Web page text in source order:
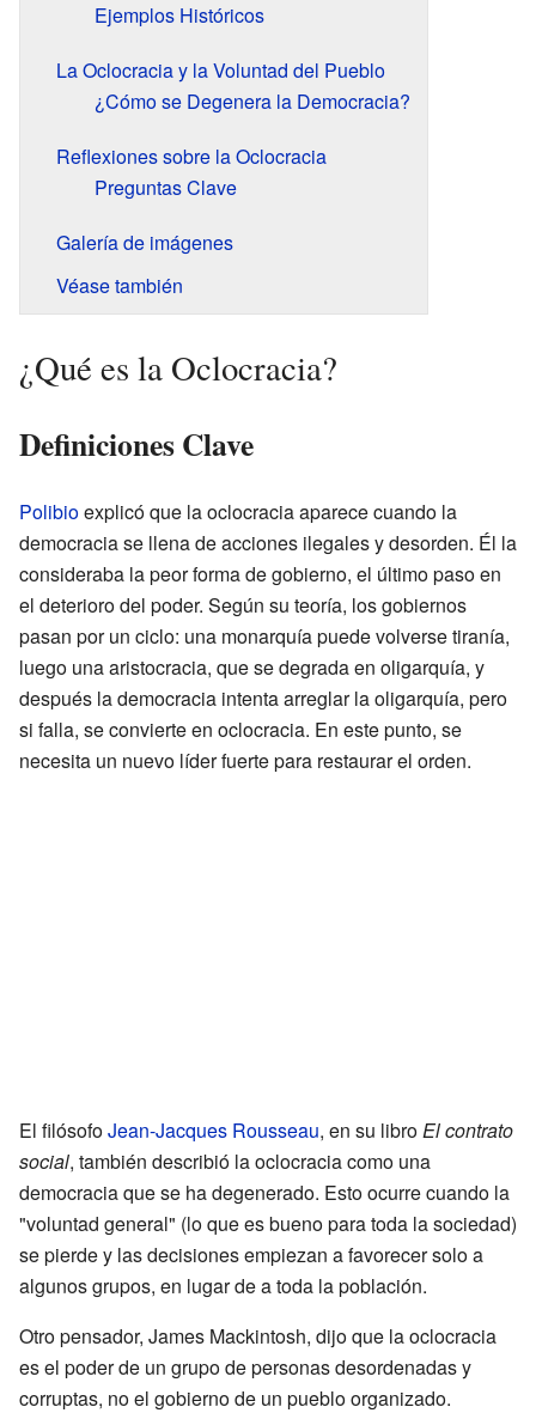
Ejemplos Históricos
La Oclocracia y la Voluntad del Pueblo
¿Cómo se Degenera la Democracia?
Reflexiones sobre la Oclocracia
Preguntas Clave
Galería de imágenes
Véase también
¿Qué es la Oclocracia?
Definiciones Clave
Polibioexplicó que la oclocracia aparece cuando la
democracia se llena de acciones ilegales y desorden. Él la
consideraba la peor forma de gobierno, el último paso en
el deterioro del poder. Según su teoría, los gobiernos
pasan por un ciclo: una monarquía puede volverse tiranía,
luego una aristocracia, que se degrada en oligarquía, y
después la democracia intenta arreglar la oligarquía, pero
si falla, se convierte en oclocracia. En este punto, se
necesita un nuevo líder fuerte para restaurar el orden.
El filósofoJean-Jacques Rousseau, en su libro El contrato
social, también describió la oclocracia como una
democracia que se ha degenerado. Esto ocurre cuando la
"voluntad general" (lo que es bueno para toda la sociedad)
se pierde y las decisiones empiezan a favorecer solo a
algunos grupos, en lugar de a toda la población.
Otro pensador, James Mackintosh, dijo que la oclocracia
es el poder de un grupo de personas desordenadas y
corruptas, no el gobierno de un pueblo organizado.